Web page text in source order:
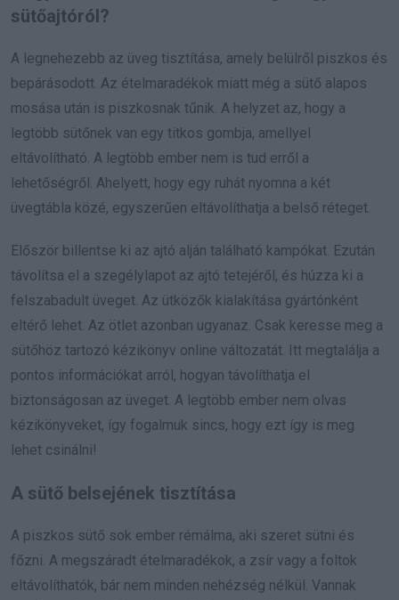
sütőajtóról?
A legnehezebb az üveg tisztítása, amely belülről piszkos és
bepárásodott. Az ételmaradékok miatt még a sütő alapos
mosása után is piszkosnak tűnik. A helyzet az, hogy a
legtöbb sütőnek van egy titkos gombja, amellyel
eltávolítható. A legtöbb ember nem is tud erről a
lehetőségről. Ahelyett, hogy egy ruhát nyomna a két
üvegtábla közé, egyszerűen eltávolíthatja a belső réteget.
Először billentse ki az ajtó alján található kampókat. Ezután
távolítsa el a szegélylapot az ajtó tetejéről, és húzza ki a
felszabadult üveget. Az ütközők kialakítása gyártónként
eltérő lehet. Az ötlet azonban ugyanaz. Csak keresse meg a
sütőhöz tartozó kézikönyv online változatát. Itt megtalálja a
pontos információkat arról, hogyan távolíthatja el
biztonságosan az üveget. A legtöbb ember nem olvas
kézikönyveket, így fogalmuk sincs, hogy ezt így is meg
lehet csinálni!
A sütő belsejének tisztítása
A piszkos sütő sok ember rémálma, aki szeret sütni és
főzni. A megszáradt ételmaradékok, a zsír vagy a foltok
eltávolíthatók, bár nem minden nehézség nélkül. Vannak